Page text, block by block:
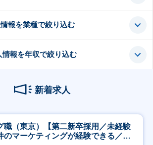
報を業種で絞り込む
情報を年収で絞り込む
新着求人
職（東京）【第二新卒採用／未経験
のマーケティングが経験できる／研